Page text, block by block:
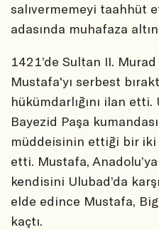
salıvermemeyi taahhüt
adasında muhafaza
1421’de Sultan II.
Mustafa'yı serbest
hükümdarlığını ilan
Bayezid Paşa
müddeisinin ettiği bir
etti. Mustafa,
kendisini Ulubad’da
elde edince Mustafa,
kaçtı.